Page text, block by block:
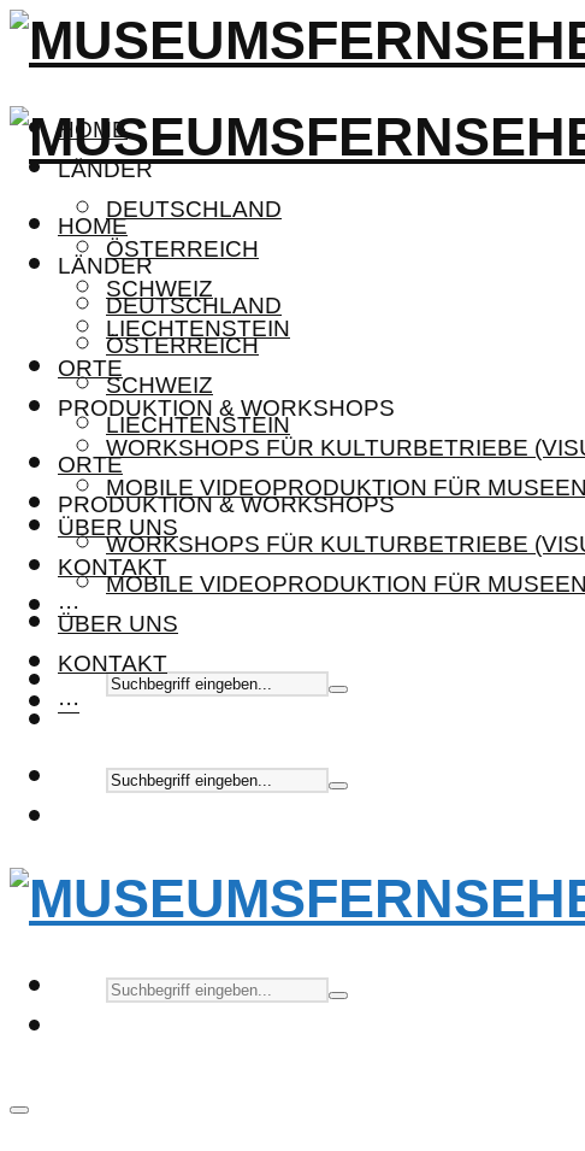
HOME
LÄNDER
DEUTSCHLAND
ÖSTERREICH
SCHWEIZ
LIECHTENSTEIN
ORTE
PRODUKTION & WORKSHOPS
WORKSHOPS FÜR KULTURBETRIEBE
MOBILE VIDEOPRODUKTION FÜR
ÜBER UNS
KONTAKT
···
HOME
LÄNDER
DEUTSCHLAND
ÖSTERREICH
SCHWEIZ
LIECHTENSTEIN
ORTE
PRODUKTION & WORKSHOPS
WORKSHOPS FÜR KULTURBETRIEBE
MOBILE VIDEOPRODUKTION FÜR
ÜBER UNS
KONTAKT
···